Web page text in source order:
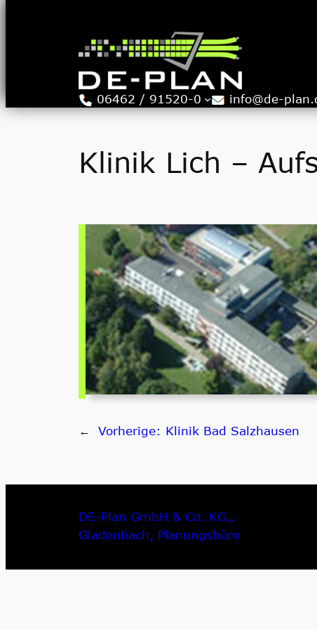
06462 / 91520-0 info@de-
Klinik Lich –
← Vorherige: Klinik Bad Salzhausen
DE-Plan GmbH & Co. KG.,
Gladenbach, Planungsbüro